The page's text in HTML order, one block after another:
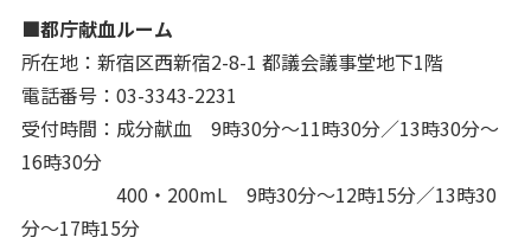
■都庁献血ルーム
所在地：新宿区西新宿2-8-1 都議会議事堂地下1階
電話番号：03-3343-2231
受付時間：成分献血 9時30分～11時30分／13時30分～
16時30分
400・200mL 9時30分～12時15分／13時30
分～17時15分